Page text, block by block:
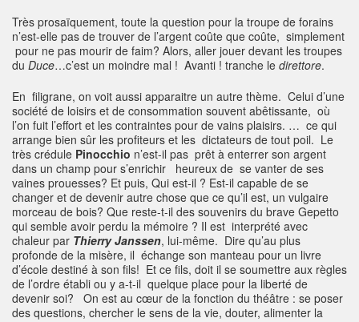
Très prosaïquement, toute la question pour la troupe de forains
n’est-elle pas de trouver de l’argent coûte que coûte, simplement
pour ne pas mourir de faim? Alors, aller jouer devant les troupes
du Duce…c’est un moindre mal ! Avanti ! tranche le direttore.
En filigrane, on voit aussi apparaitre un autre thème. Celui d’une
société de loisirs et de consommation souvent abêtissante, où
l’on fuit l’effort et les contraintes pour de vains plaisirs. … ce qui
arrange bien sûr les profiteurs et les dictateurs de tout poil. Le
très crédule Pinocchio n’est-il pas prêt à enterrer son argent
dans un champ pour s’enrichir heureux de se vanter de ses
vaines prouesses? Et puis, Qui est-il ? Est-il capable de se
changer et de devenir autre chose que ce qu’il est, un vulgaire
morceau de bois? Que reste-t-il des souvenirs du brave Gepetto
qui semble avoir perdu la mémoire ? Il est interprété avec
chaleur par Thierry Janssen, lui-même. Dire qu’au plus
profonde de la misère, il échange son manteau pour un livre
d’école destiné à son fils! Et ce fils, doit il se soumettre aux règles
de l’ordre établi ou y a-t-il quelque place pour la liberté de
devenir soi? On est au cœur de la fonction du théâtre : se poser
des questions, chercher le sens de la vie, douter, alimenter la